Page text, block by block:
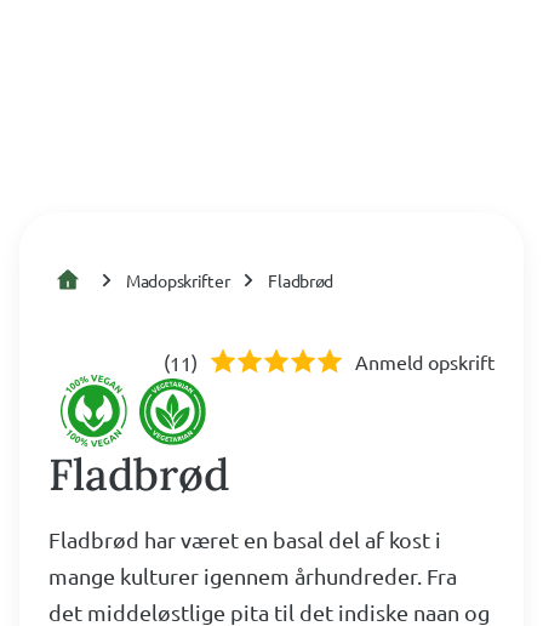
Madopskrifter Fladbrød
(11) Anmeld opskrift
Fladbrød
Fladbrød har været en basal del af kost i
mange kulturer igennem århundreder. Fra
det middeløstlige pita til det indiske naan og